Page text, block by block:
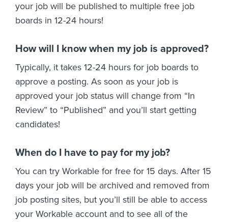
your job will be published to multiple free job
boards in 12-24 hours!
How will I know when my job is approved?
Typically, it takes 12-24 hours for job boards to
approve a posting. As soon as your job is
approved your job status will change from “In
Review” to “Published” and you’ll start getting
candidates!
When do I have to pay for my job?
You can try Workable for free for 15 days. After 15
days your job will be archived and removed from
job posting sites, but you’ll still be able to access
your Workable account and to see all of the